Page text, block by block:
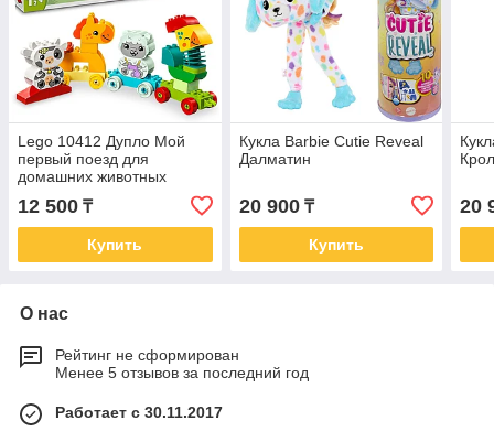
Lego 10412 Дупло Мой
первый поезд для
домашних животных
12 500 ₸
Купить
Кукла Barbie Cutie Reveal
Далматин
20 900₸
Купить
20
О нас
Рейтинг не сформирован
Менее 5 отзывов за последний год
Работает с 30.11.2017